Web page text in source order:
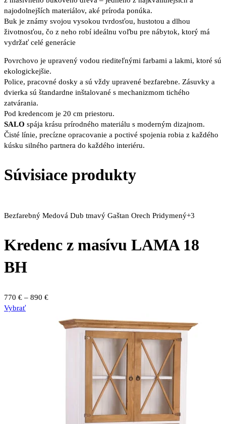
najodolnejších materiálov, aké príroda ponúka.
Buk je známy svojou vysokou tvrdosťou, hustotou a dlhou
životnosťou, čo z neho robí ideálnu voľbu pre nábytok, ktorý má
vydržať celé generácie
Povrchovo je upravený vodou riediteľnými farbami a lakmi, ktoré sú
ekologickejšie.
Police, pracovné dosky a sú vždy upravené bezfarebne. Zásuvky a
dvierka sú štandardne inštalované s mechanizmom tichého
zatvárania.
Pod kredencom je 20 cm priestoru.
SALO spája krásu prírodného materiálu s moderným dizajnom.
Čisté línie, precízne opracovanie a poctivé spojenia robia z každého
kúsku silného partnera do každého interiéru.
Súvisiace produkty
Bezfarebný Medová Dub tmavý Gaštan Orech Pridymený+3
Kredenc z masívu LAMA 18
BH
770 € – 890 €Price
through
VybraťTento